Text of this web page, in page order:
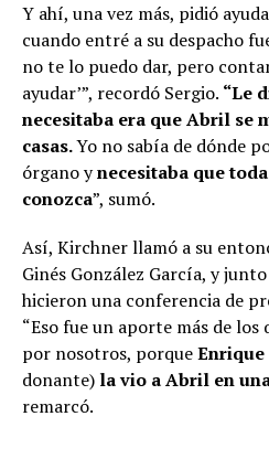
Y ahí, una vez más, pidió
cuando entré a su despacho
no te lo puedo dar, pero
ayudar’”, recordó Sergio. “Le
necesitaba era que Abril se
casas.Yo no sabía de dónde
órgano ynecesitaba que
conozca”, sumó.
Así, Kirchner llamó a su
Ginés González García, y
hicieron una conferencia de
“Eso fue un aporte más de
por nosotros, porqueEnrique
donante) la vio a Abril en
remarcó.